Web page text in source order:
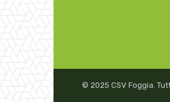
© 2025 CSV Foggia.